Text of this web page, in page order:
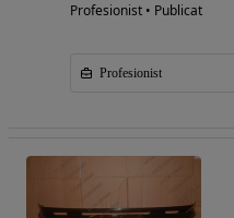
Profesionist • Publicat
Profesionist